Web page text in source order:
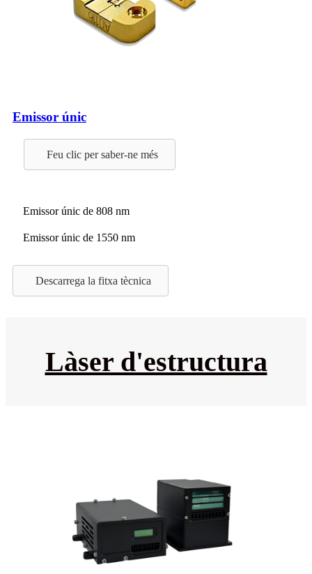
Emissor únic
Feu clic per saber-ne més
Emissor únic de 808 nm
Emissor únic de 1550 nm
Descarrega la fitxa tècnica
Làser d'estructura